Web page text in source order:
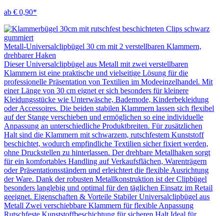
ab € 0,90*
Metall-Universalclipbügel 30 cm mit 2 verstellbaren Klammern,
drehbarer Haken
Dieser Universalclipbügel aus Metall mit zwei verstellbaren
Klammern ist eine praktische und vielseitige Lösung für die
professionelle Präsentation von Textilien im Modeeinzelhandel. Mit
einer Länge von 30 cm eignet er sich besonders für kleinere
Kleidungsstücke wie Unterwäsche, Bademode, Kinderbekleidung
oder Accessoires. Die beiden stabilen Klammern lassen sich flexibel
auf der Stange verschieben und ermöglichen so eine individuelle
Anpassung an unterschiedliche Produktbreiten. Für zusätzlichen
Halt sind die Klammern mit schwarzem, rutschfestem Kunststoff
beschichtet, wodurch empfindliche Textilien sicher fixiert werden,
ohne Druckstellen zu hinterlassen. Der drehbare Metallhaken sorgt
für ein komfortables Handling auf Verkaufsflächen, Warenträgern
oder Präsentationsständern und erleichtert die flexible Ausrichtung
der Ware. Dank der robusten Metallkonstruktion ist der Clipbügel
besonders langlebig und optimal für den täglichen Einsatz im Retail
geeignet. Eigenschaften & Vorteile Stabiler Universalclipbügel aus
Metall Zwei verschiebbare Klammern für flexible Anpassung
Rutschfeste Kunststoffbeschichtung für sicheren Halt Ideal für